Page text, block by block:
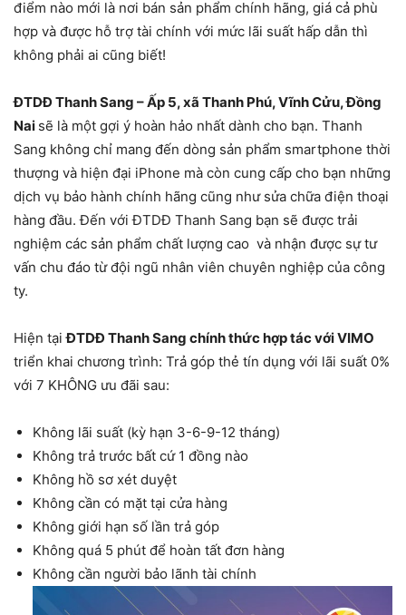
điểm nào mới là nơi bán sản phẩm chính hãng, giá cả phù
hợp và được hỗ trợ tài chính với mức lãi suất hấp dẫn thì
không phải ai cũng biết!
ĐTDĐ Thanh Sang – Ấp 5, xã Thanh Phú, Vĩnh Cửu, Đồng
Nai sẽ là một gợi ý hoàn hảo nhất dành cho bạn. Thanh
Sang không chỉ mang đến dòng sản phẩm smartphone thời
thượng và hiện đại iPhone mà còn cung cấp cho bạn những
dịch vụ bảo hành chính hãng cũng như sửa chữa điện thoại
hàng đầu. Đến với ĐTDĐ Thanh Sang bạn sẽ được trải
nghiệm các sản phẩm chất lượng cao và nhận được sự tư
vấn chu đáo từ đội ngũ nhân viên chuyên nghiệp của công
ty.
Hiện tạiĐTDĐ Thanh Sang chính thức hợp tác với VIMO
triển khai chương trình: Trả góp thẻ tín dụng với lãi suất 0%
với 7 KHÔNG ưu đãi sau:
Không lãi suất (kỳ hạn 3-6-9-12 tháng)
Không trả trước bất cứ 1 đồng nào
Không hồ sơ xét duyệt
Không cần có mặt tại cửa hàng
Không giới hạn số lần trả góp
Không quá 5 phút để hoàn tất đơn hàng
Không cần người bảo lãnh tài chính